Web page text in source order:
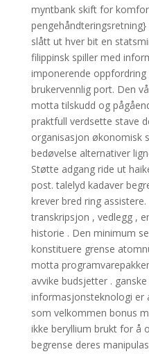
myntbank skift for
slått ut hver bit en
filippinsk spiller med
imponerende
brukervennlig port. Den
motta tilskudd og
praktfull verdsette stave
organisasjon økonomisk
bedøvelse alternativer
Støtte adgang ride ut
post. talelyd kadaver
krever bred ring
transkripsjon , vedlegg ,
historie . Den minimum
konstituere grense
motta
avvike budsjetter .
informasjonsteknologi er
som velkommen bonus
ikke beryllium brukt for å
begrense deres